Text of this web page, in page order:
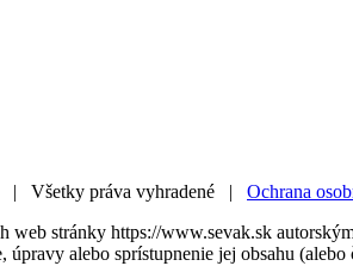
| Všetky práva vyhradené | Ochrana
stránky https://www.sevak.sk
alebo sprístupnenie jej obsahu